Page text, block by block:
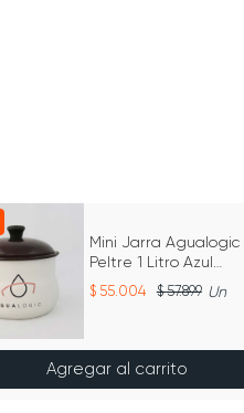
Mini Jarra Agualogic
Peltre 1 Litro Azul
Jaspeado
55.004 57.899 Un
Agregar al carrito